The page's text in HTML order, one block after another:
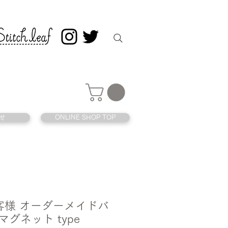
オーダーメイドバ
グネット type
ONLINE SHOP TOP